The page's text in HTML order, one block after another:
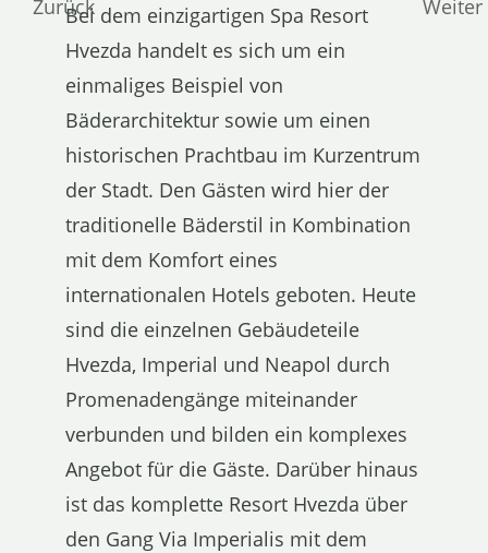
Bei dem einzigartigen Spa Resort
Hvezda handelt es sich um ein
einmaliges Beispiel von
Bäderarchitektur sowie um einen
historischen Prachtbau im Kurzentrum
der Stadt. Den Gästen wird hier der
traditionelle Bäderstil in Kombination
mit dem Komfort eines
internationalen Hotels geboten. Heute
sind die einzelnen Gebäudeteile
Hvezda, Imperial und Neapol durch
Promenadengänge miteinander
verbunden und bilden ein komplexes
Angebot für die Gäste. Darüber hinaus
ist das komplette Resort Hvezda über
den Gang Via Imperialis mit dem